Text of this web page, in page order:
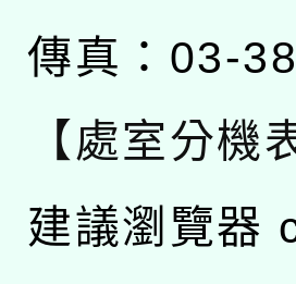
傳真：03-
【處室分機
建議瀏覽器